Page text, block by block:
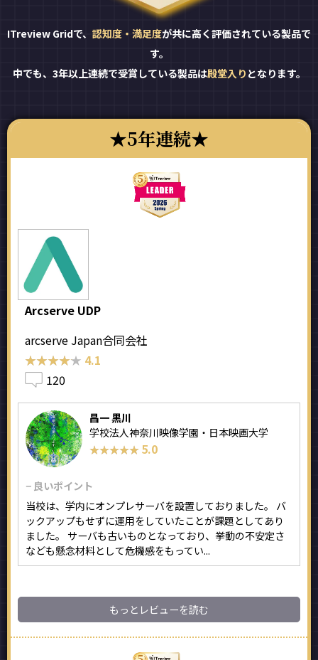
ITreview Gridで、 認知度・満足度が共に高く評価されている製品で
す。
中でも、3年以上連続で受賞している製品は殿堂入り となります。
5年連続
Arcserve UDP
arcserve Japan合同会社
★★★★★
★★★★★ 4.1
120
昌一 黒川
学校法人神奈川映像学園・日本映画大学
★★★★★
★★★★★ 5.0
− 良いポイント
当校は、学内にオンプレサーバを設置しておりました。 バ
ックアップもせずに運用をしていたことが課題としてあり
ました。 サーバも古いものとなっており、挙動の不安定さ
なども懸念材料として危機感をもってい...
もっとレビューを読む